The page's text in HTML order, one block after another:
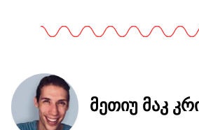
მეთიუ მაკ